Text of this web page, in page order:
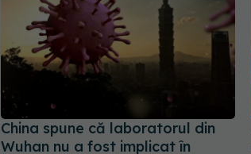
China spune că laboratorul din
Wuhan nu a fost implicat în